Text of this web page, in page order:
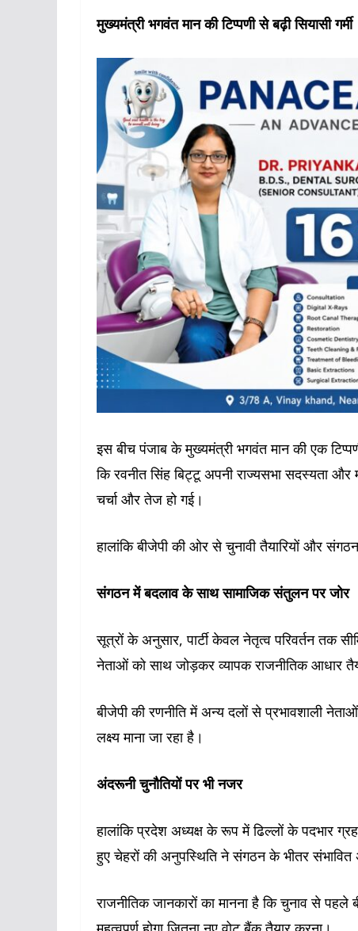
मुख्यमंत्री भगवंत मान की टिप्पणी से बढ़ी सियासी गर्मी
इस बीच पंजाब के मुख्यमंत्री भगवंत मान की एक
कि रवनीत सिंह बिट्टू अपनी राज्यसभा सदस्यता
चर्चा और तेज हो गई।
हालांकि बीजेपी की ओर से चुनावी तैयारियों और
संगठन में बदलाव के साथ सामाजिक संतुलन पर जोर
सूत्रों के अनुसार, पार्टी केवल नेतृत्व परिवर्तन तक
नेताओं को साथ जोड़कर व्यापक राजनीतिक आधार
बीजेपी की रणनीति में अन्य दलों से प्रभावशाली
लक्ष्य माना जा रहा है।
अंदरूनी चुनौतियों पर भी नजर
हालांकि प्रदेश अध्यक्ष के रूप में ढिल्लों के पदभार
हुए चेहरों की अनुपस्थिति ने संगठन के भीतर संभावित
राजनीतिक जानकारों का मानना है कि चुनाव से